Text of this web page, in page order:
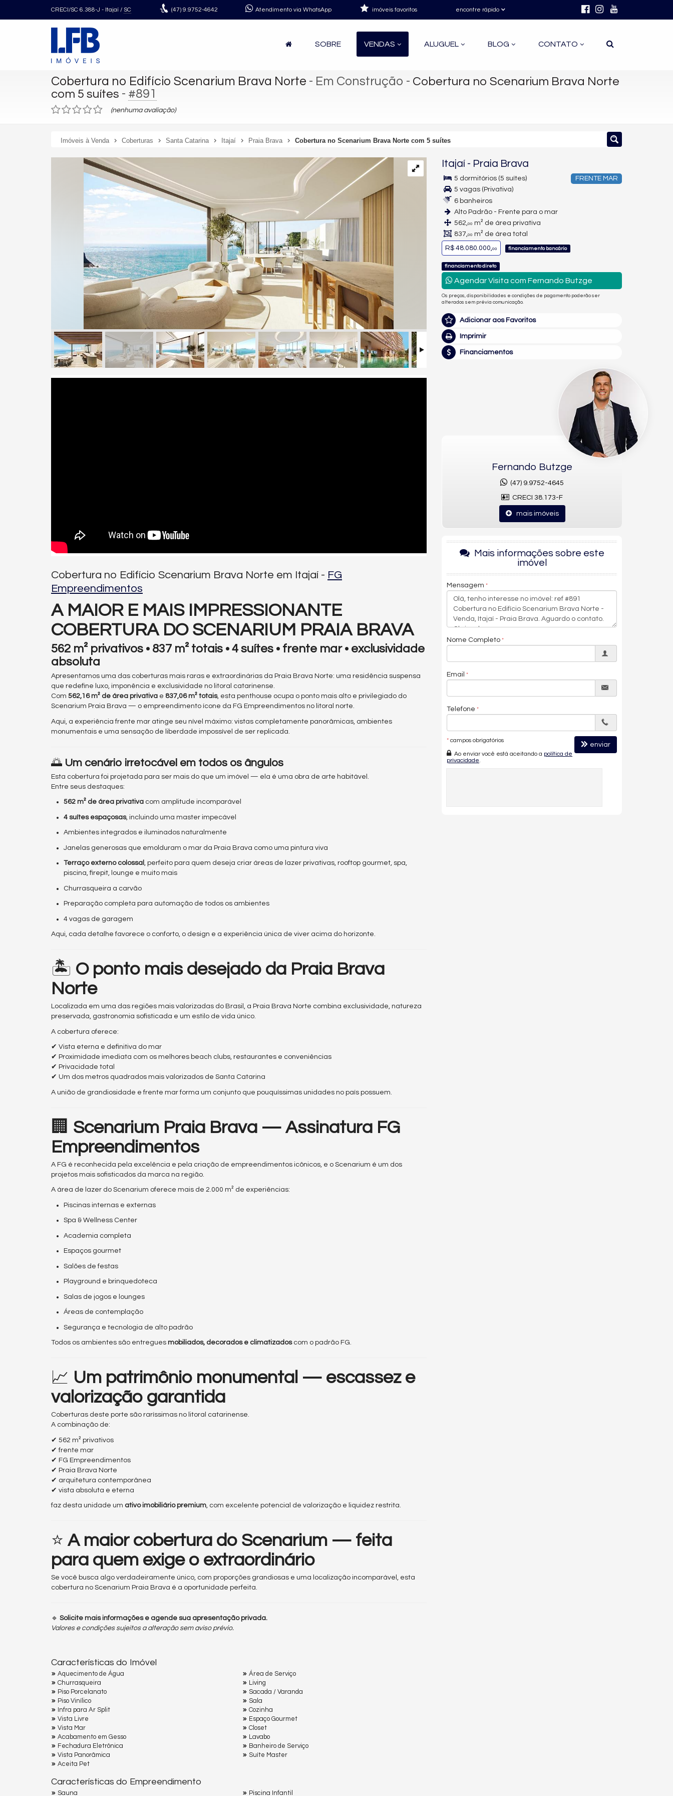
CRECI/SC 6.388-J - Itajaí / SC (47) 9.9752-4642 Atendimento via WhatsApp encontre rápido
imóveis favoritos
SOBRE VENDAS ALUGUEL BLOG CONTATO
Cobertura no Edifício Scenarium Brava Norte - Em Construção - Cobertura no Scenarium Brava Norte
com 5 suítes - #891
(nenhuma avaliação)
Imóveis à Venda Coberturas Santa Catarina Itajaí Praia Brava Cobertura no Scenarium Brava Norte com 5 suítes
Cobertura no Edifício Scenarium Brava Norte em Itajaí - FG
Empreendimentos
A MAIOR E MAIS IMPRESSIONANTE
COBERTURA DO SCENARIUM PRAIA BRAVA
562 m² privativos • 837 m² totais • 4 suítes • frente mar • exclusividade
absoluta
Apresentamos uma das coberturas mais raras e extraordinárias da Praia Brava Norte: uma residência suspensa
que redefine luxo, imponência e exclusividade no litoral catarinense.
Com 562,16 m² de área privativa e 837,06 m² totais, esta penthouse ocupa o ponto mais alto e privilegiado do
Scenarium Praia Brava — o empreendimento ícone da FG Empreendimentos no litoral norte.
Aqui, a experiência frente mar atinge seu nível máximo: vistas completamente panorâmicas, ambientes
monumentais e uma sensação de liberdade impossível de ser replicada.
🌅 Um cenário irretocável em todos os ângulos
Esta cobertura foi projetada para ser mais do que um imóvel — ela é uma obra de arte habitável.
Entre seus destaques:
562 m² de área privativa com amplitude incomparável
4 suítes espaçosas, incluindo uma master impecável
Ambientes integrados e iluminados naturalmente
Janelas generosas que emolduram o mar da Praia Brava como uma pintura viva
Terraço externo colossal , perfeito para quem deseja criar áreas de lazer privativas, rooftop gourmet, spa,
piscina, firepit, lounge e muito mais
Churrasqueira a carvão
Preparação completa para automação de todos os ambientes
4 vagas de garagem
Aqui, cada detalhe favorece o conforto, o design e a experiência única de viver acima do horizonte.
🏝 O ponto mais desejado da Praia Brava
Norte
Localizada em uma das regiões mais valorizadas do Brasil, a Praia Brava Norte combina exclusividade, natureza
preservada, gastronomia sofisticada e um estilo de vida único.
A cobertura oferece:
✔ Vista eterna e definitiva do mar
✔ Proximidade imediata com os melhores beach clubs, restaurantes e conveniências
✔ Privacidade total
✔ Um dos metros quadrados mais valorizados de Santa Catarina
A união de grandiosidade e frente mar forma um conjunto que pouquíssimas unidades no país possuem.
🏢 Scenarium Praia Brava — Assinatura FG
Empreendimentos
A FG é reconhecida pela excelência e pela criação de empreendimentos icônicos, e o Scenarium é um dos
projetos mais sofisticados da marca na região.
A área de lazer do Scenarium oferece mais de 2.000 m² de experiências:
Piscinas internas e externas
Spa & Wellness Center
Academia completa
Espaços gourmet
Salões de festas
Playground e brinquedoteca
Salas de jogos e lounges
Áreas de contemplação
Segurança e tecnologia de alto padrão
Todos os ambientes são entregues mobiliados, decorados e climatizadoscom o padrão FG.
📈 Um patrimônio monumental — escassez e
valorização garantida
Coberturas deste porte são raríssimas no litoral catarinense.
A combinação de:
✔ 562 m² privativos
✔ frente mar
✔ FG Empreendimentos
✔ Praia Brava Norte
✔ arquitetura contemporânea
✔ vista absoluta e eterna
faz desta unidade um ativo imobiliário premium, com excelente potencial de valorização e liquidez restrita.
⭐ A maior cobertura do Scenarium — feita
para quem exige o extraordinário
Se você busca algo verdadeiramente único, com proporções grandiosas e uma localização incomparável, esta
cobertura no Scenarium Praia Brava é a oportunidade perfeita.
🔹 Solicite mais informações e agende sua apresentação privada.
Valores e condições sujeitos a alteração sem aviso prévio.
Características do Imóvel
Aquecimento de Água
Churrasqueira
Piso Porcelanato
Piso Vinílico
Infra para Ar Split
Vista Livre
Vista Mar
Acabamento em Gesso
Fechadura Eletrônica
Vista Panorâmica
Aceita Pet
Área de Serviço
Living
Sacada / Varanda
Sala
Cozinha
Espaço Gourmet
Closet
Lavabo
Banheiro de Serviço
Suíte Master
Características do Empreendimento
Sauna Piscina Infantil
Itajaí - Praia Brava
FRENTE MAR
5 dormitórios (5 suítes)
5 vagas (Privativa)
6 banheiros
Alto Padrão - Frente para o mar
562,00 m² de área privativa
837,00 m² de área total
R$ 48.080.000,00 financiamento bancário
financiamento direto
Agendar Visita com Fernando Butzge
Os preços, disponibilidades e condições de pagamento poderão ser
alterados sem prévia comunicação.
Adicionar aos Favoritos
Imprimir
Financiamentos
Fernando Butzge
(47) 9.9752-4645
CRECI 38.173-F
mais imóveis
Mais informações sobre este
imóvel
Mensagem
Nome Completo
Email
Telefone
* campos obrigatórios
Ao enviar você está aceitando a política de
privacidade
enviar